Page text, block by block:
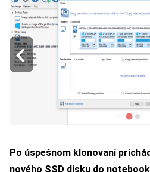
Po úspešnom klonovaní
nového SSD disku do